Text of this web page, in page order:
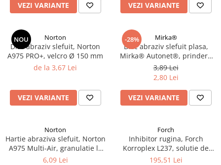
VEZI VARIANTE VEZI VARIANTE
NOU Norton
Disc abraziv slefuit, Norton
A975 PRO+, velcro Ø 150 mm
de la 3,67 Lei
VEZI VARIANTE
-28% Mirka®
Disc abraziv slefuit plasa,
Mirka® Autonet®, prindere
velcro, duritati P80 - P800, Ø
150 mm
3,89 Lei
2,80 Lei
VEZI VARIANTE
Norton
Hartie abraziva slefuit, Norton
A975 Multi-Air, granulatie la
alegere, dimensiune 70 x 420
6,09 Lei
Forch
Inhibitor rugina, Forch
Korroplex L237, solutie de
neutralizare a ruginii,
195,51 Lei